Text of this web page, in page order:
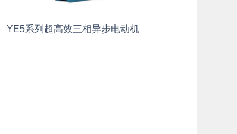
YE5系列超高效三相异步电动机